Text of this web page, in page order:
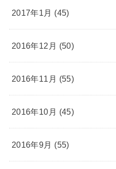
2017年1月 (45)
2016年12月 (50)
2016年11月 (55)
2016年10月 (45)
2016年9月 (55)